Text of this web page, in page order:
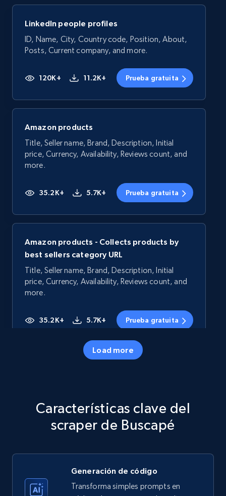
LinkedIn people profiles
ID, Name, City, Country code, Position, About,
Posts, Current company, and more.
120K+ 11.2K+ Prueba gratuita
Amazon products
Title, Seller name, Brand, Description, Initial
price, Currency, Availability, Reviews count, and
more.
35.2K+ 5.7K+ Prueba gratuita
Amazon products - Collects products by
best sellers category URL
Title, Seller name, Brand, Description, Initial
price, Currency, Availability, Reviews count, and
more.
35.2K+ 5.7K+ Prueba gratuita
price, Currency, Availability, Reviews count, and
Load more
Características clave del
scraper de Buscapé
Generación de código
Transforma simples prompts en